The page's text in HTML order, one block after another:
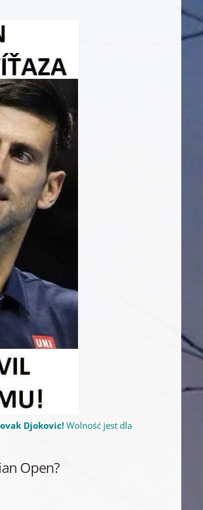
Djokovic! Wolność jest dla
Open?